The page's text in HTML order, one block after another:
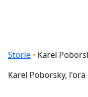
Briciole di
Storie Karel
Karel Poborsky,